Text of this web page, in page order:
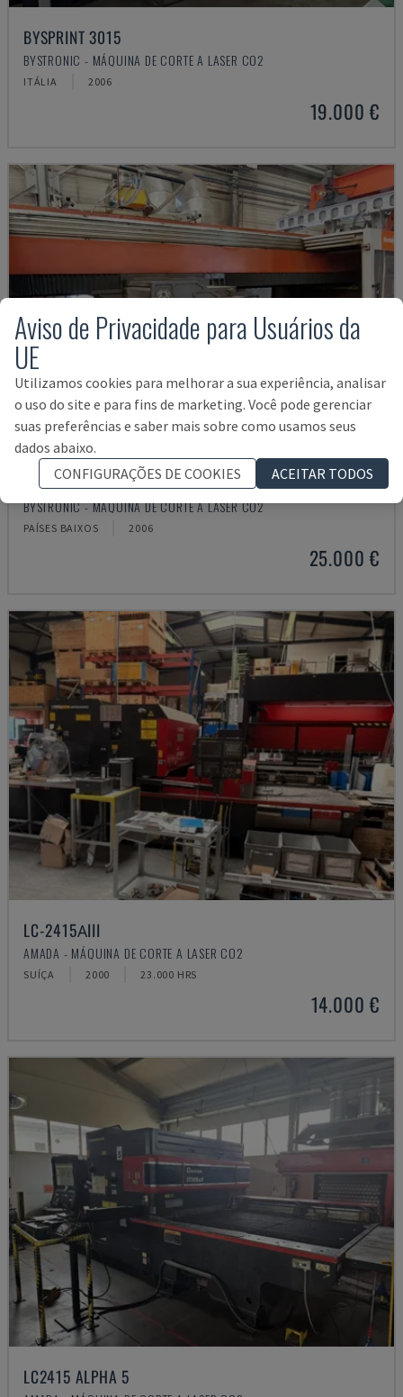
BYSPRINT 3015
BYSTRONIC - MÁQUINA DE CORTE A LASER CO2
ITÁLIA 2006
19.000 €
BYSPEED 3015
BYSTRONIC - MÁQUINA DE CORTE A LASER CO2
PAÍSES BAIXOS 2006
25.000 €
LC-2415ΑIII
AMADA - MÁQUINA DE CORTE A LASER CO2
SUÍÇA 2000 23.000 HRS
14.000 €
LC2415 ALPHA 5
Aviso de Privacidade para Usuários da
UE
Utilizamos cookies para melhorar a sua experiência, analisar
o uso do site e para fins de marketing. Você pode gerenciar
suas preferências e saber mais sobre como usamos seus
dados abaixo.
CONFIGURAÇÕES DE COOKIES
ACEITAR TODOS